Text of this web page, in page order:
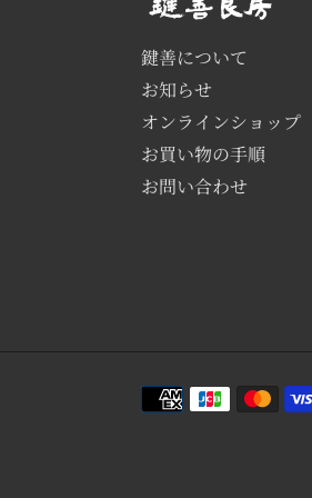
鍵善について
お知らせ
オンラインショップ
お買い物の手順
お問い合わせ
決